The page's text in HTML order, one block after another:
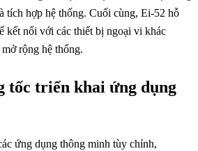
tích hợp hệ thống. Cuối cùng, Ei-52 hỗ
kết nối với các thiết bị ngoại vi khác
rộng hệ thống.
tốc triển khai ứng dụng
ứng dụng thông minh tùy chỉnh,